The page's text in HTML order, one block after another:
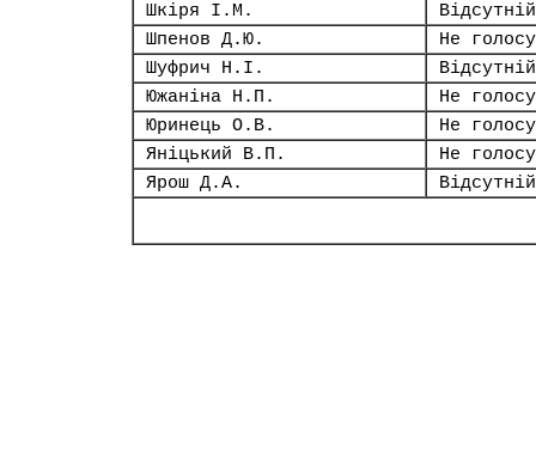
Шкіря І.М.
Відсутній
Шпенов Д.Ю.
Не
Шуфрич Н.І.
Відсутній
Южаніна Н.П.
Не
Юринець О.В.
Не
Яніцький В.П.
Не
Ярош Д.А.
Відсутній